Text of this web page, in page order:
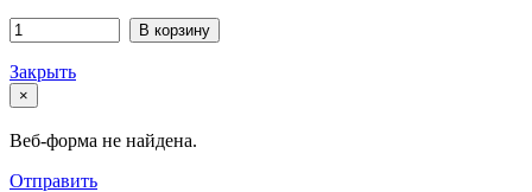
В корзину
Закрыть
×
Веб-форма не найдена.
Отправить